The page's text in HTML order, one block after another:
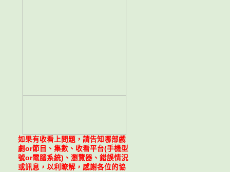
如果有收看上問題，請告知哪部戲
劇or節目、集數、收看平台(手機型
號or電腦系統)、瀏覽器、錯誤情況
或訊息，以利瞭解，感謝各位的協